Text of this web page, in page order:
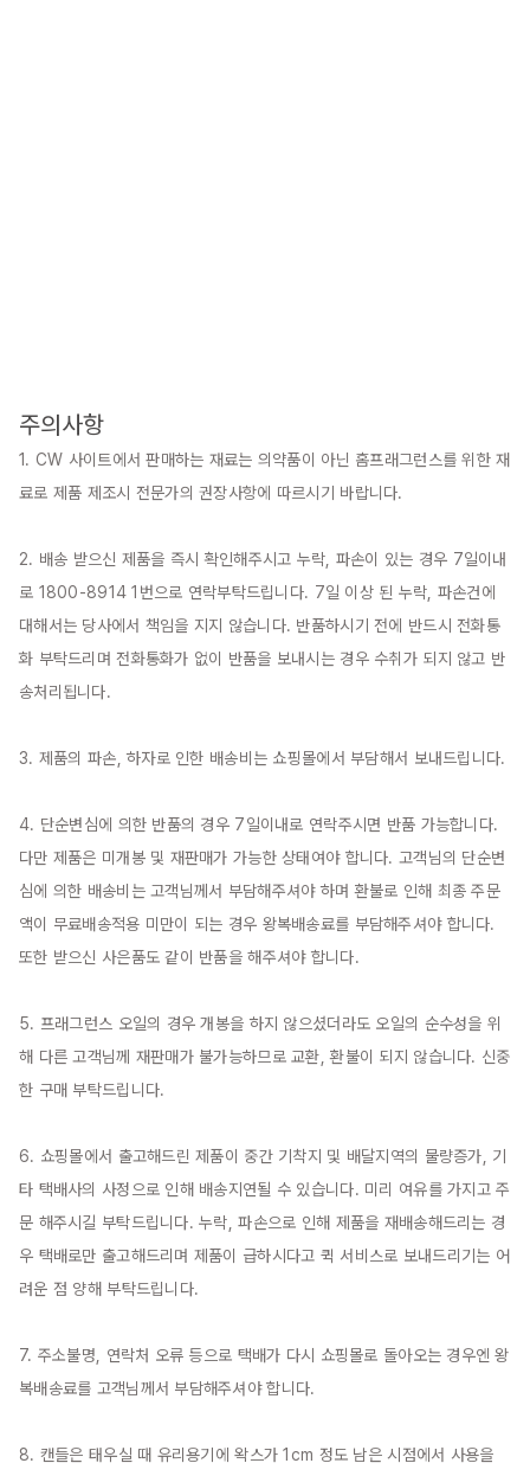
주의사항
1. CW 사이트에서 판매하는 재료는 의약품이 아닌 홈프래그런스를 위한 재
료로 제품 제조시 전문가의 권장사항에 따르시기 바랍니다.
2. 배송 받으신 제품을 즉시 확인해주시고 누락, 파손이 있는 경우 7일이내
로 1800-8914 1번으로 연락부탁드립니다. 7일 이상 된 누락, 파손건에
대해서는 당사에서 책임을 지지 않습니다. 반품하시기 전에 반드시 전화통
화 부탁드리며 전화통화가 없이 반품을 보내시는 경우 수취가 되지 않고 반
송처리됩니다.
3. 제품의 파손, 하자로 인한 배송비는 쇼핑몰에서 부담해서 보내드립니다.
4. 단순변심에 의한 반품의 경우 7일이내로 연락주시면 반품 가능합니다.
다만 제품은 미개봉 및 재판매가 가능한 상태여야 합니다. 고객님의 단순변
심에 의한 배송비는 고객님께서 부담해주셔야 하며 환불로 인해 최종 주문
액이 무료배송적용 미만이 되는 경우 왕복배송료를 부담해주셔야 합니다.
또한 받으신 사은품도 같이 반품을 해주셔야 합니다.
5. 프래그런스 오일의 경우 개봉을 하지 않으셨더라도 오일의 순수성을 위
해 다른 고객님께 재판매가 불가능하므로 교환, 환불이 되지 않습니다. 신중
한 구매 부탁드립니다.
6. 쇼핑몰에서 출고해드린 제품이 중간 기착지 및 배달지역의 물량증가, 기
타 택배사의 사정으로 인해 배송지연될 수 있습니다. 미리 여유를 가지고 주
문 해주시길 부탁드립니다. 누락, 파손으로 인해 제품을 재배송해드리는 경
우 택배로만 출고해드리며 제품이 급하시다고 퀵 서비스로 보내드리기는 어
려운 점 양해 부탁드립니다.
7. 주소불명, 연락처 오류 등으로 택배가 다시 쇼핑몰로 돌아오는 경우엔 왕
복배송료를 고객님께서 부담해주셔야 합니다.
8. 캔들은 태우실 때 유리용기에 왁스가 1cm 정도 남은 시점에서 사용을